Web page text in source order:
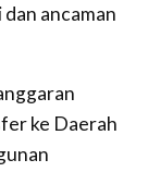
ancaman
ke Daerah